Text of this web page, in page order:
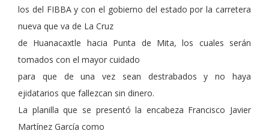
los del FIBBA y con el gobierno del estado por la carretera
nueva que va de La Cruz
de Huanacaxtle hacia Punta de Mita, los cuales serán
tomados con el mayor cuidado
para que de una vez sean destrabados y no haya
ejidatarios que fallezcan sin dinero.
La planilla que se presentó la encabeza Francisco Javier
Martínez García como